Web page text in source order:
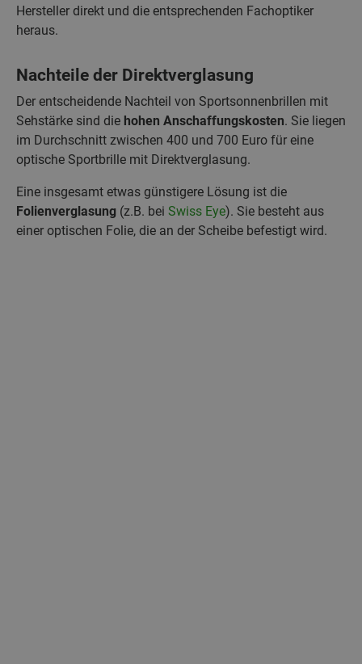
Hersteller direkt und die entsprechenden Fachoptiker
heraus.
Nachteile der Direktverglasung
Der entscheidende Nachteil von Sportsonnenbrillen mit
Sehstärke sind die hohen Anschaffungskosten. Sie liegen
im Durchschnitt zwischen 400 und 700 Euro für eine
optische Sportbrille mit Direktverglasung.
Eine insgesamt etwas günstigere Lösung ist die
Folienverglasung (z.B. bei Swiss Eye). Sie besteht aus
einer optischen Folie, die an der Scheibe befestigt wird.